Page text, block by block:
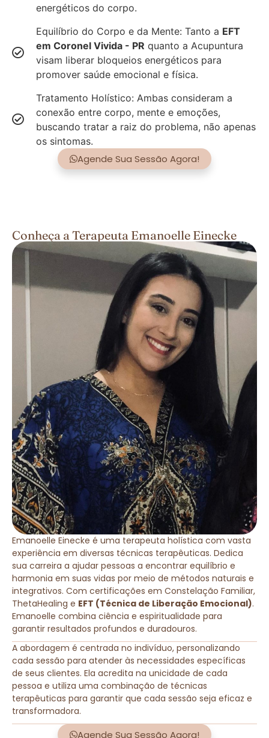
energéticos do corpo.
Equilíbrio do Corpo e da Mente: Tanto a EFT
em Coronel Vivida - PR quanto a Acupuntura
visam liberar bloqueios energéticos para
promover saúde emocional e física.
Tratamento Holístico: Ambas consideram a
conexão entre corpo, mente e emoções,
buscando tratar a raiz do problema, não apenas
os sintomas.
Agende Sua Sessão Agora!
Conheça a Terapeuta Emanoelle Einecke
Emanoelle Einecke é uma terapeuta holística com vasta
experiência em diversas técnicas terapêuticas. Dedica
sua carreira a ajudar pessoas a encontrar equilíbrio e
harmonia em suas vidas por meio de métodos naturais e
integrativos. Com certificações em Constelação Familiar,
ThetaHealing e EFT (Técnica de Liberação Emocional).
Emanoelle combina ciência e espiritualidade para
garantir resultados profundos e duradouros.
A abordagem é centrada no indivíduo, personalizando
cada sessão para atender às necessidades específicas
de seus clientes. Ela acredita na unicidade de cada
pessoa e utiliza uma combinação de técnicas
terapêuticas para garantir que cada sessão seja eficaz e
transformadora.
Agende Sua Sessão Agora!